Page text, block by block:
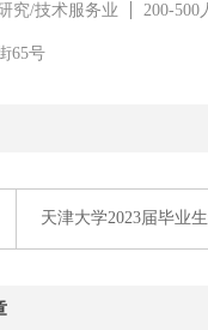
究/技术服务业 200-500
65号
天津大学2023届毕业